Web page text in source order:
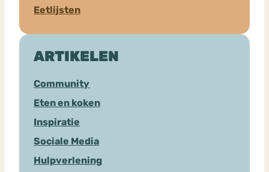
Eetlijsten
ARTIKELEN
Community
Eten en koken
Inspiratie
Sociale Media
Hulpverlening